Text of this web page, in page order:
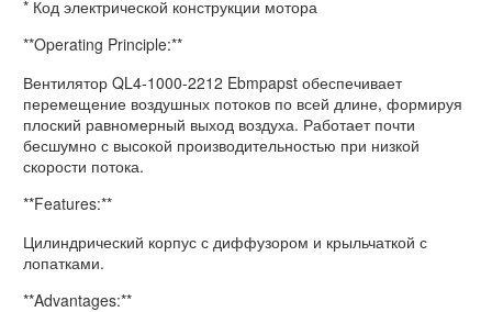
* Код электрической конструкции мотора
**Operating Principle:**
Вентилятор QL4-1000-2212 Ebmpapst обеспечивает
перемещение воздушных потоков по всей длине, формируя
плоский равномерный выход воздуха. Работает почти
бесшумно с высокой производительностью при низкой
скорости потока.
**Features:**
Цилиндрический корпус с диффузором и крыльчаткой с
лопатками.
**Advantages:**